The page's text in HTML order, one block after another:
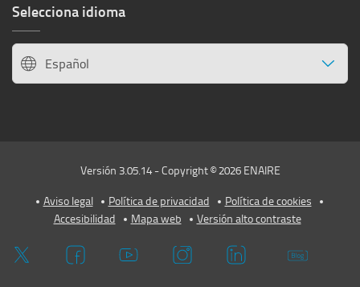
Selecciona idioma
Español
Versión 3.05.14 - Copyright © 2026 ENAIRE
Aviso legal
Política de privacidad
Política de cookies
Accesibilidad
Mapa web Versión alto contraste